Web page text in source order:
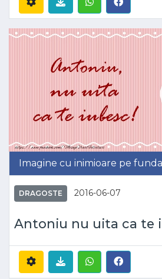
Imagine cu inimioare pe
DRAGOSTE 2016-06-07
Antoniu nu uita ca te